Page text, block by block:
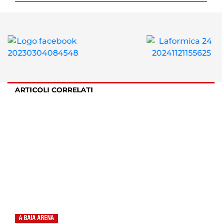
ARTICOLI CORRELATI
A BAIA ARENA